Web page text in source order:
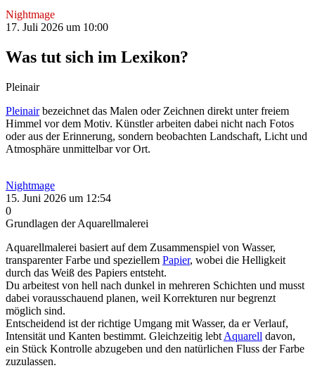
Nightmage
17. Juli 2026 um 10:00
Was tut sich im Lexikon?
Pleinair
Pleinairbezeichnet das Malen oder Zeichnen direkt unter freiem
Himmel vor dem Motiv. Künstler arbeiten dabei nicht nach Fotos
oder aus der Erinnerung, sondern beobachten Landschaft, Licht und
Atmosphäre unmittelbar vor Ort.
Nightmage
15. Juni 2026 um 12:54
0
Grundlagen der Aquarellmalerei
Aquarellmalerei basiert auf dem Zusammenspiel von Wasser,
transparenter Farbe und speziellem Papier, wobei die Helligkeit
durch das Weiß des Papiers entsteht.
Du arbeitest von hell nach dunkel in mehreren Schichten und musst
dabei vorausschauend planen, weil Korrekturen nur begrenzt
möglich sind.
Entscheidend ist der richtige Umgang mit Wasser, da er Verlauf,
Intensität und Kanten bestimmt. Gleichzeitig lebt Aquarell davon,
ein Stück Kontrolle abzugeben und den natürlichen Fluss der Farbe
zuzulassen.